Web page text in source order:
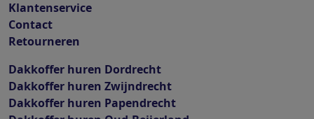
Klantenservice
Contact
Retourneren
Dakkoffer huren Dordrecht
Dakkoffer huren Zwijndrecht
Dakkoffer huren Papendrecht